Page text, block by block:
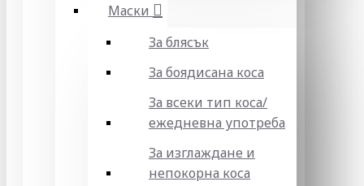
Маски
За блясък
За боядисана коса
За всеки тип коса/
ежедневна употреба
За изглаждане и
непокорна коса